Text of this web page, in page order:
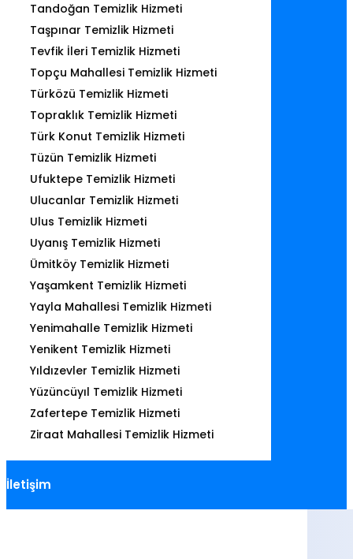
Tandoğan Temizlik Hizmeti
Taşpınar Temizlik Hizmeti
Tevfik İleri Temizlik Hizmeti
Topçu Mahallesi Temizlik Hizmeti
Türközü Temizlik Hizmeti
Topraklık Temizlik Hizmeti
Türk Konut Temizlik Hizmeti
Tüzün Temizlik Hizmeti
Ufuktepe Temizlik Hizmeti
Ulucanlar Temizlik Hizmeti
Ulus Temizlik Hizmeti
Uyanış Temizlik Hizmeti
Ümitköy Temizlik Hizmeti
Yaşamkent Temizlik Hizmeti
Yayla Mahallesi Temizlik Hizmeti
Yenimahalle Temizlik Hizmeti
Yenikent Temizlik Hizmeti
Yıldızevler Temizlik Hizmeti
Yüzüncüyıl Temizlik Hizmeti
Zafertepe Temizlik Hizmeti
Ziraat Mahallesi Temizlik Hizmeti
İletişim